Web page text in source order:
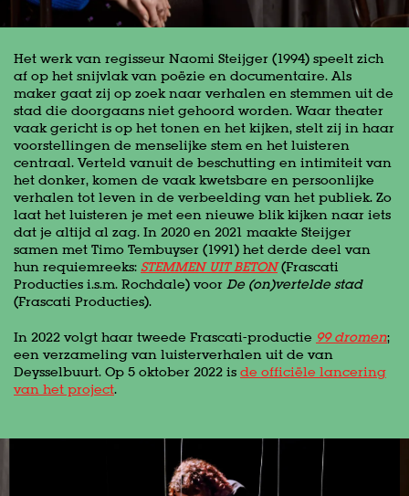
Het werk van regisseur Naomi Steijger (1994) speelt zich
af op het snijvlak van poëzie en documentaire. Als
maker gaat zij op zoek naar verhalen en stemmen uit de
stad die doorgaans niet gehoord worden. Waar theater
vaak gericht is op het tonen en het kijken, stelt zij in haar
voorstellingen de menselijke stem en het luisteren
centraal. Verteld vanuit de beschutting en intimiteit van
het donker, komen de vaak kwetsbare en persoonlijke
verhalen tot leven in de verbeelding van het publiek. Zo
laat het luisteren je met een nieuwe blik kijken naar iets
dat je altijd al zag. In 2020 en 2021 maakte Steijger
samen met Timo Tembuyser (1991) het derde deel van
hun requiemreeks: STEMMEN UIT BETON(Frascati
Producties i.s.m. Rochdale) voor De (on)vertelde stad
(Frascati Producties).
In 2022 volgt haar tweede Frascati-productie 99 dromen;
een verzameling van luisterverhalen uit de van
Deysselbuurt. Op 5 oktober 2022 is de officiële lancering
van het project.